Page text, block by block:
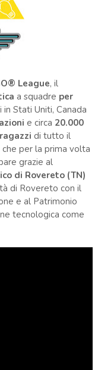
League, il
a squadre per
in Stati Uniti, Canada
e circa 20.000
di tutto il
per la prima volta
grazie al
di Rovereto (TN)
di Rovereto con il
e al Patrimonio
tecnologica come